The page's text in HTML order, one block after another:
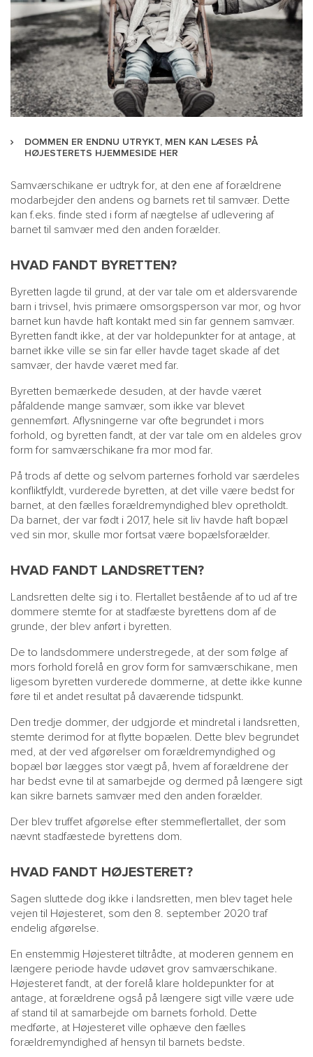
DOMMEN ER ENDNU UTRYKT, MEN KAN LÆSES PÅ
HØJESTERETS HJEMMESIDE HER
Samværschikane er udtryk for, at den ene af forældrene
modarbejder den andens og barnets ret til samvær. Dette
kan f.eks. finde sted i form af nægtelse af udlevering af
barnet til samvær med den anden forælder.
HVAD FANDT BYRETTEN?
Byretten lagde til grund, at der var tale om et aldersvarende
barn i trivsel, hvis primære omsorgsperson var mor, og hvor
barnet kun havde haft kontakt med sin far gennem samvær.
Byretten fandt ikke, at der var holdepunkter for at antage, at
barnet ikke ville se sin far eller havde taget skade af det
samvær, der havde været med far.
Byretten bemærkede desuden, at der havde været
påfaldende mange samvær, som ikke var blevet
gennemført. Aflysningerne var ofte begrundet i mors
forhold, og byretten fandt, at der var tale om en aldeles grov
form for samværschikane fra mor mod far.
På trods af dette og selvom parternes forhold var særdeles
konfliktfyldt, vurderede byretten, at det ville være bedst for
barnet, at den fælles forældremyndighed blev opretholdt.
Da barnet, der var født i 2017, hele sit liv havde haft bopæl
ved sin mor, skulle mor fortsat være bopælsforælder.
HVAD FANDT LANDSRETTEN?
Landsretten delte sig i to. Flertallet bestående af to ud af tre
dommere stemte for at stadfæste byrettens dom af de
grunde, der blev anført i byretten.
De to landsdommere understregede, at der som følge af
mors forhold forelå en grov form for samværschikane, men
ligesom byretten vurderede dommerne, at dette ikke kunne
føre til et andet resultat på daværende tidspunkt.
Den tredje dommer, der udgjorde et mindretal i landsretten,
stemte derimod for at flytte bopælen. Dette blev begrundet
med, at der ved afgørelser om forældremyndighed og
bopæl bør lægges stor vægt på, hvem af forældrene der
har bedst evne til at samarbejde og dermed på længere sigt
kan sikre barnets samvær med den anden forælder.
Der blev truffet afgørelse efter stemmeflertallet, der som
nævnt stadfæstede byrettens dom.
HVAD FANDT HØJESTERET?
Sagen sluttede dog ikke i landsretten, men blev taget hele
vejen til Højesteret, som den 8. september 2020 traf
endelig afgørelse.
En enstemmig Højesteret tiltrådte, at moderen gennem en
længere periode havde udøvet grov samværschikane.
Højesteret fandt, at der forelå klare holdepunkter for at
antage, at forældrene også på længere sigt ville være ude
af stand til at samarbejde om barnets forhold. Dette
medførte, at Højesteret ville ophæve den fælles
forældremyndighed af hensyn til barnets bedste.